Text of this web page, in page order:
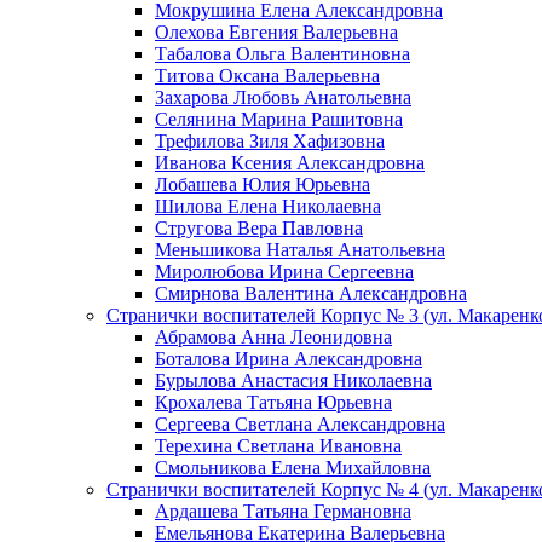
Мокрушина Елена Александровна
Олехова Евгения Валерьевна
Табалова Ольга Валентиновна
Титова Оксана Валерьевна
Захарова Любовь Анатольевна
Селянина Марина Рашитовна
Трефилова Зиля Хафизовна
Иванова Ксения Александровна
Лобашева Юлия Юрьевна
Шилова Елена Николаевна
Стругова Вера Павловна
Меньшикова Наталья Анатольевна
Миролюбова Ирина Сергеевна
Смирнова Валентина Александровна
Странички воспитателей Корпус № 3 (ул.
Абрамова Анна Леонидовна
Боталова Ирина Александровна
Бурылова Анастасия Николаевна
Крохалева Татьяна Юрьевна
Сергеева Светлана Александровна
Терехина Светлана Ивановна
Смольникова Елена Михайловна
Странички воспитателей Корпус № 4 (ул.
Ардашева Татьяна Германовна
Емельянова Екатерина Валерьевна